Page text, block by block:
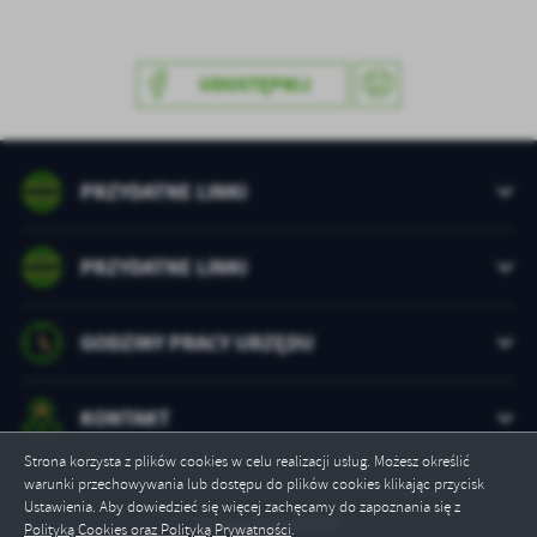
Strona korzysta z plików cookies w celu realizacji usług. Możesz określić
warunki przechowywania lub dostępu do plików cookies klikając przycisk
Ustawienia. Aby dowiedzieć się więcej zachęcamy do zapoznania się z
Polityką Cookies oraz Polityką Prywatności.
UDOSTĘPNIJ
PRZYDATNE LINKI
PRZYDATNE LINKI
GODZINY PRACY URZĘDU
KONTAKT
Odwiedzin: 82290